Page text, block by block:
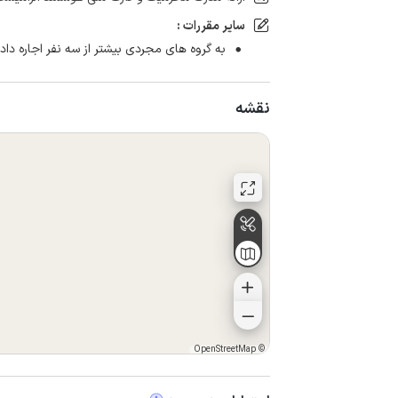
سایر مقررات :
به گروه های مجردی بیشتر از سه نفر اجاره
نقشه
©
OpenStreetMap